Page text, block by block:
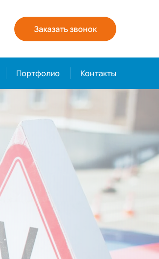
Заказать звонок
Портфолио Контакты